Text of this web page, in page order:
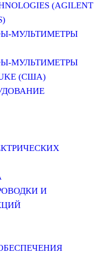
(AGILENT
МУЛЬТИМЕТРЫ
МУЛЬТИМЕТРЫ
(США)
И